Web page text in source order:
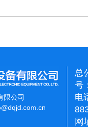
限公司
总
号
电
网